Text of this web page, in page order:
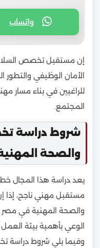
واتساب
إن مستقبل تخصص
الأمان الوظيفي والتطور
للراغبين في بناء مسار
المجتمع.
شروط دراسة
والصحة
يعد دراسة هذا المجال
مستقبل مهني ناجح،
والصحة المهنية في مصر
الوعي بأهمية بيئة
وفيما يلي شروط دراسة